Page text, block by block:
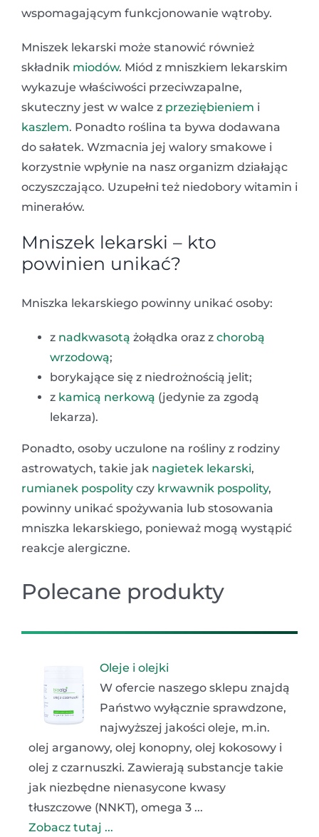
wspomagającym funkcjonowanie wątroby.
Mniszek lekarski może stanowić również
składnik miodów. Miód z mniszkiem lekarskim
wykazuje właściwości przeciwzapalne,
skuteczny jest w walce z przeziębieniem i
kaszlem. Ponadto roślina ta bywa dodawana
do sałatek. Wzmacnia jej walory smakowe i
korzystnie wpłynie na nasz organizm działając
oczyszczająco. Uzupełni też niedobory witamin i
minerałów.
Mniszek lekarski – kto
powinien unikać?
Mniszka lekarskiego powinny unikać osoby:
z nadkwasotą żołądka oraz z chorobą
wrzodową;
borykające się z niedrożnością jelit;
z kamicą nerkową (jedynie za zgodą
lekarza).
Ponadto, osoby uczulone na rośliny z rodziny
astrowatych, takie jak nagietek lekarski,
rumianek pospolity czy krwawnik pospolity,
powinny unikać spożywania lub stosowania
mniszka lekarskiego, ponieważ mogą wystąpić
reakcje alergiczne.
Polecane produkty
Oleje i olejki
W ofercie naszego sklepu znajdą
Państwo wyłącznie sprawdzone,
najwyższej jakości oleje, m.in.
olej arganowy, olej konopny, olej kokosowy i
olej z czarnuszki. Zawierają substancje takie
jak niezbędne nienasycone kwasy
tłuszczowe (NNKT), omega 3 ...
Zobacz tutaj ...